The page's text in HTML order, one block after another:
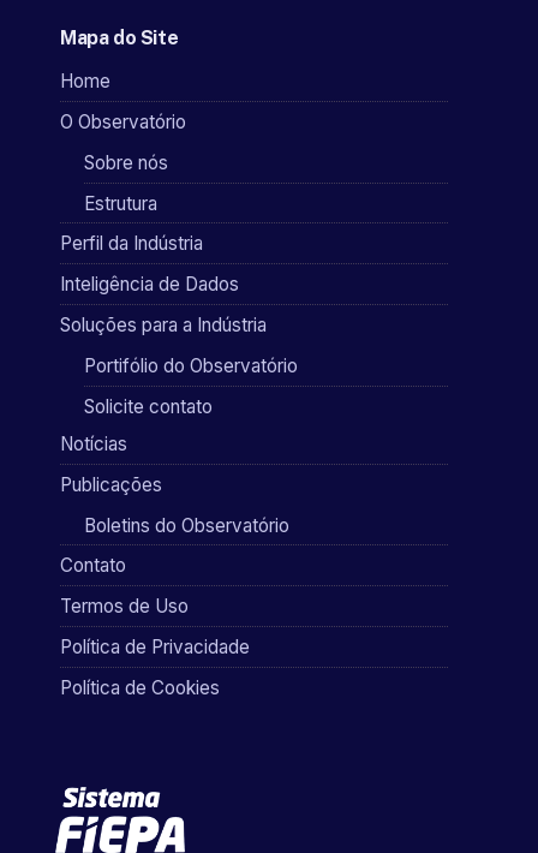
Mapa do Site
Home
O Observatório
Sobre nós
Estrutura
Perfil da Indústria
Inteligência de Dados
Soluções para a Indústria
Portifólio do Observatório
Solicite contato
Notícias
Publicações
Boletins do Observatório
Contato
Termos de Uso
Política de Privacidade
Política de Cookies